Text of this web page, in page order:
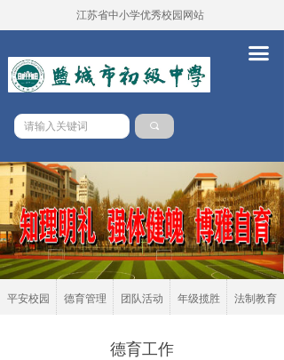
끀
学校概况
党务校务
学本课堂
队伍建设
德育工作
教务工作
끠
江苏省中小学优秀校园网站
德育工作
平安校园 德育管理 团队活动 年级揽胜 法制教育